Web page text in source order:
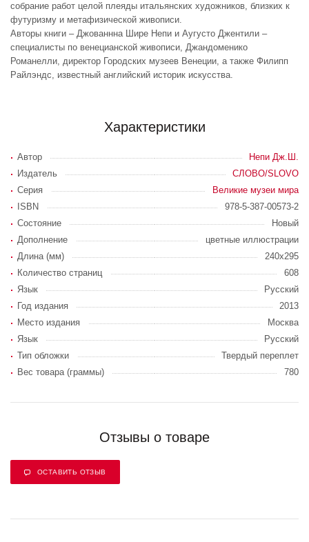
собрание работ целой плеяды итальянских художников, близких к
футуризму и метафизической живописи.
Авторы книги – Джованнна Шире Непи и Аугусто Джентили –
специалисты по венецианской живописи, Джандоменико
Романелли, директор Городских музеев Венеции, а также Филипп
Райлэндс, известный английский историк искусства.
Характеристики
Автор
Непи Дж.Ш.
Издатель
СЛОВО/SLOVO
Серия
Великие музеи мира
ISBN
978-5-387-00573-2
Состояние
Новый
Дополнение
цветные иллюстрации
Длина (мм)
240х295
Количество страниц
608
Язык
Русский
Год издания
2013
Место издания
Москва
Язык
Русский
Тип обложки
Твердый переплет
Вес товара (граммы)
780
Отзывы о товаре
ОСТАВИТЬ ОТЗЫВ